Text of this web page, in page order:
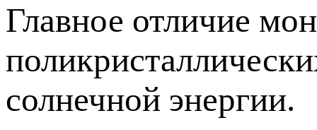
Главное отличие
солнечной энергии.